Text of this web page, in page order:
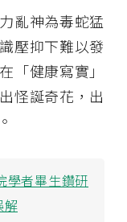
亂神為毒蛇猛
壓抑下難以發
「健康寫實」
怪誕奇花，出
學者畢生鑽研
解